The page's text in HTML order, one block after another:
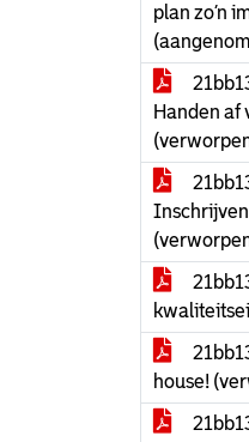
plan zo’n
Handen af
house!